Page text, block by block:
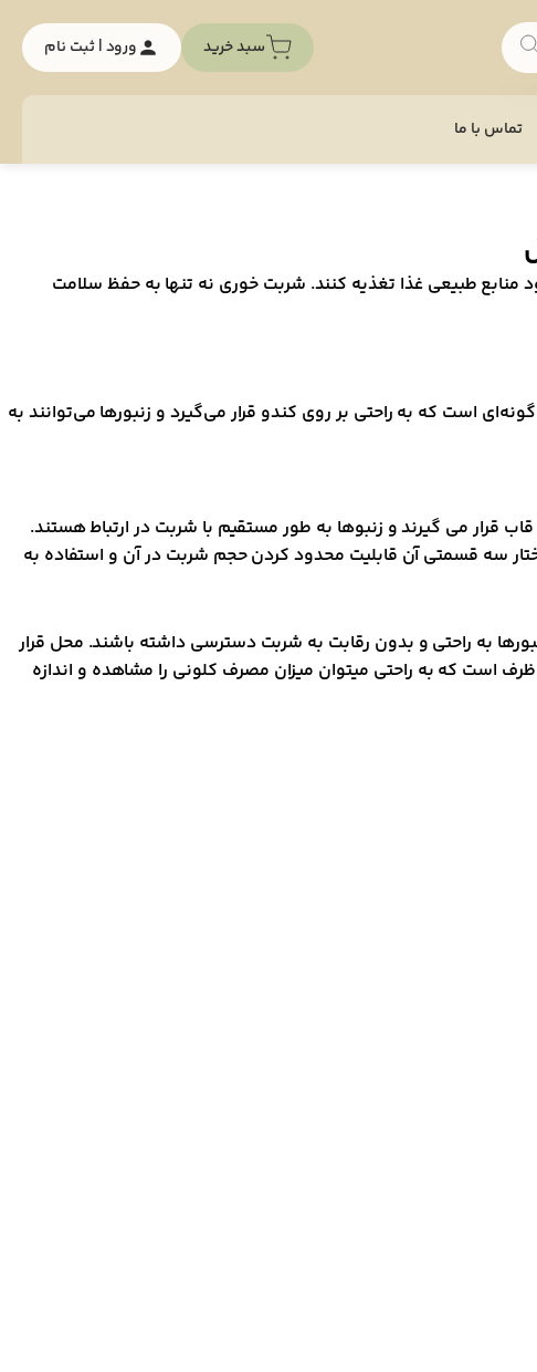
سبد خرید ورود | ثبت نام
تماس با ما
منابع طبیعی غذا تغذیه کنند. شربت خوری نه تنها به حفظ سلامت
است که به راحتی بر روی کندو قرار می‌گیرد و زنبورها می‌توانند به
می گیرند و زنبوها به طور مستقیم با شربت در ارتباط هستند.
سه قسمتی آن قابلیت محدود کردن حجم شربت در آن و استفاده به
به راحتی و بدون رقابت به شربت دسترسی داشته باشند. محل قرار
است که به راحتی میتوان میزان مصرف کلونی را مشاهده و اندازه